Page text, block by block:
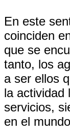
En este
coinciden
que se
tanto, los
a ser ellos
la actividad
servicios,
en el